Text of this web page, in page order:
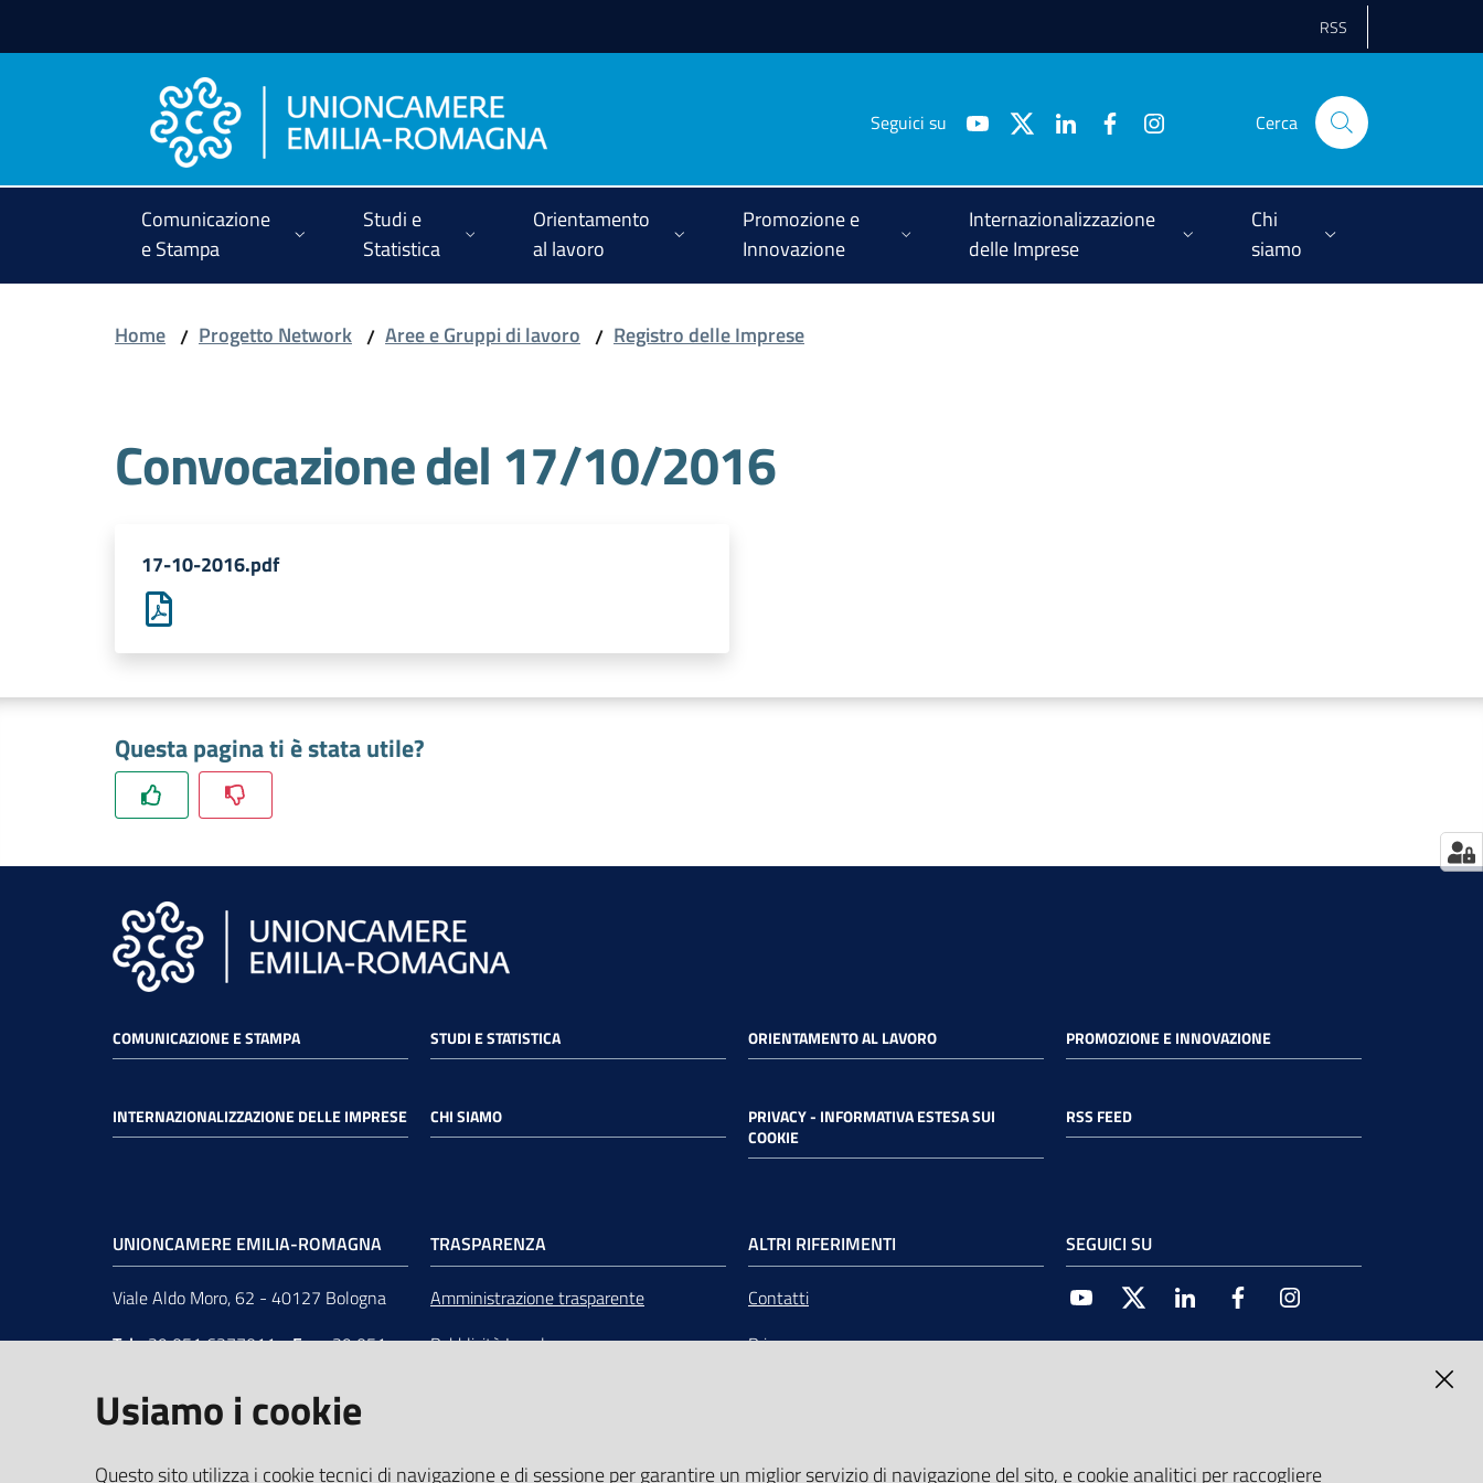
RSS
Seguici su Cerca
Comunicazione
e Stampa
Studi e
Statistica
Orientamento
al lavoro
Promozione e
Innovazione
Internazionalizzazione
delle Imprese
Chi
siamo
Home / Progetto Network / Aree e Gruppi di lavoro / Registro delle Imprese
Convocazione del 17/10/2016
17-10-2016.pdf
Questa pagina ti è stata utile?
COMUNICAZIONE E STAMPA STUDI E STATISTICA ORIENTAMENTO AL LAVORO PROMOZIONE E INNOVAZIONE
INTERNAZIONALIZZAZIONE DELLE IMPRESE CHI SIAMO
PRIVACY - INFORMATIVA ESTESA SUI
COOKIE
RSS FEED
UNIONCAMERE EMILIA-ROMAGNA
Viale Aldo Moro, 62 - 40127 Bologna
Tel+39 051 6377011-Fax+39 051
e-mail:segreteria@rer.camcom.it
unioncamereemiliaromagna@legalmail.it
TRASPARENZA
Amministrazione trasparente
Pubblicità Legale
ALTRI RIFERIMENTI
Contatti
Privacy
SEGUICI SU
Youtube Twitter Linkedin Facebook
Usiamo i cookie
Questo sito utilizza i cookie tecnici di navigazione e di sessione per garantire un miglior servizio di navigazione del sito, e cookie analitici per raccogliere